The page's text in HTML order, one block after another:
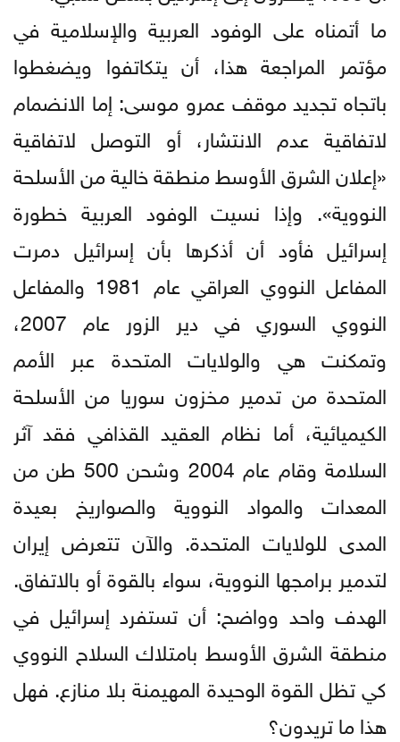
ما أتمناه على الوفود العربية والإسلامية في
مؤتمر المراجعة هذا، أن يتكاتفوا ويضغطوا
باتجاه تجديد موقف عمرو موسى: إما الانضمام
لاتفاقية عدم الانتشار، أو التوصل لاتفاقية
«إعلان الشرق الأوسط منطقة خالية من الأسلحة
النووية». وإذا نسيت الوفود العربية خطورة
إسرائيل فأود أن أذكرها بأن إسرائيل دمرت
المفاعل النووي العراقي عام 1981 والمفاعل
النووي السوري في دير الزور عام 2007،
وتمكنت هي والولايات المتحدة عبر الأمم
المتحدة من تدمير مخزون سوريا من الأسلحة
الكيميائية، أما نظام العقيد القذافي فقد آثر
السلامة وقام عام 2004 وشحن 500 طن من
المعدات والمواد النووية والصواريخ بعيدة
المدى للولايات المتحدة. والآن تتعرض إيران
لتدمير برامجها النووية، سواء بالقوة أو بالاتفاق.
الهدف واحد وواضح: أن تستفرد إسرائيل في
منطقة الشرق الأوسط بامتلاك السلاح النووي
كي تظل القوة الوحيدة المهيمنة بلا منازع. فهل
هذا ما تريدون؟